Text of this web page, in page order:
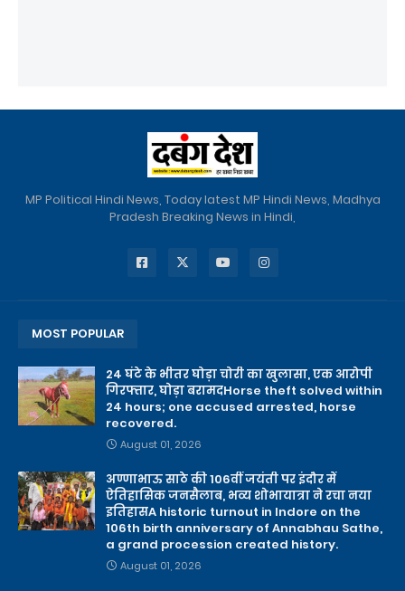
MP Political Hindi News, Today latest MP Hindi News, Madhya
Pradesh Breaking News in Hindi,
MOST POPULAR
24 घंटे के भीतर घोड़ा चोरी का खुलासा, एक आरोपी
गिरफ्तार, घोड़ा बरामदHorse theft solved within
24 hours; one accused arrested, horse
recovered.
August 01, 2026
अण्णाभाऊ साठे की 106वीं जयंती पर इंदौर में
ऐतिहासिक जनसैलाब, भव्य शोभायात्रा ने रचा नया
इतिहासA historic turnout in Indore on the
106th birth anniversary of Annabhau Sathe,
a grand procession created history.
August 01, 2026